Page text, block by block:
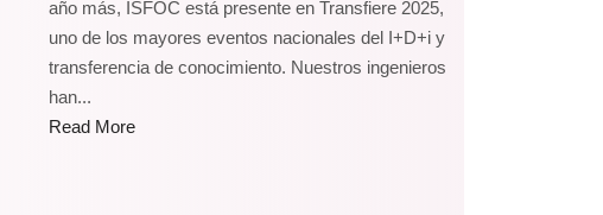
año más, ISFOC está presente en Transfiere 2025,
uno de los mayores eventos nacionales del I+D+i y
transferencia de conocimiento. Nuestros ingenieros
han...
Read More